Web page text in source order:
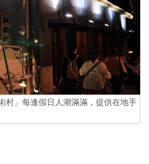
村」每逢假日人潮滿滿，提供在地手